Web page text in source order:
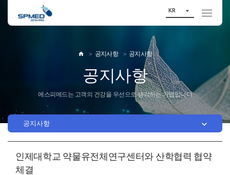
KR 
 공지사항 공지사항
공지사항
에스피메드는 고객의 건강을 우선으로 생각하는 기업입니다
공지사항 
인제대학교 약물유전체연구센터와 산학협력 협약
체결